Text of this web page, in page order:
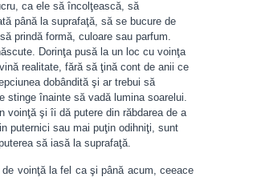
ca ele să încolţească, să
până la suprafaţă, să se bucure de
prindă formă, culoare sau parfum.
Dorinţa pusă la un loc cu voinţa
realitate, fără să ţină cont de anii ce
dobândită şi ar trebui să
stinge înainte să vadă lumina soarelui.
voinţă şi îi dă putere din răbdarea de a
puternici sau mai puţin odihniţi, sunt
să iasă la suprafaţă.
voinţă la fel ca şi până acum, ceeace